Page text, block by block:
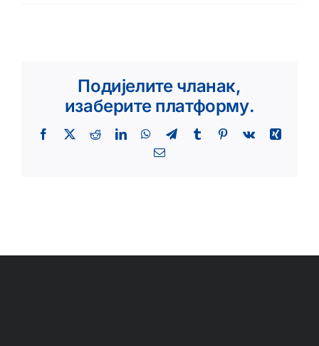
Подијелите чланак,
изаберите платформу.
Facebook
X RedditLinkedInWhatsApp
TelegramTumblr Pinterest
Vk
Xing
Email